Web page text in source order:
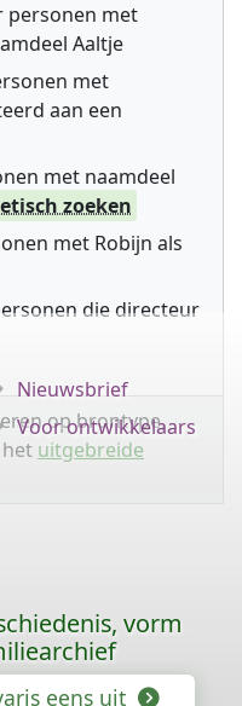
personen met
Aaltje
met
aan een
met naamdeel
zoeken
met Robijn als
die directeur
op brontype,
uitgebreide
Nieuwsbrief
Voor ontwikkelaars
vorm
eens uit